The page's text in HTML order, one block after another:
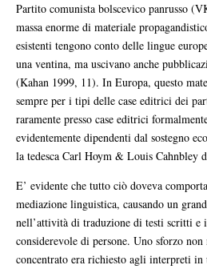
Partito comunista bolscevico panrusso
massa enorme di materiale
esistenti tengono conto delle lingue
una ventina, ma uscivano anche
(Kahan 1999, 11). In Europa, questo
sempre per i tipi delle case editrici dei
raramente presso case editrici
evidentemente dipendenti dal sostegno
la tedesca Carl Hoym & Louis Cahnbley
E’ evidente che tutto ciò doveva
mediazione linguistica, causando un
nell’attività di traduzione di testi scritti e
considerevole di persone. Uno sforzo non
concentrato era richiesto agli interpreti in